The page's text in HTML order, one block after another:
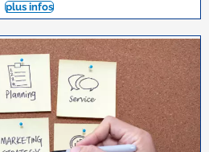
plus infos